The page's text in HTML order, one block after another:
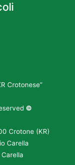
Crotonese”
©
Crotone (KR)
Carella